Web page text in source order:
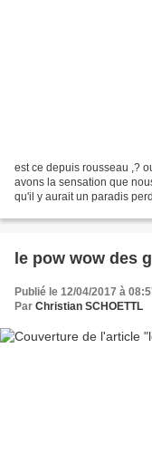
est ce depuis rousseau ,?
avons la sensation que
qu'il y aurait un paradis
le pow wow des
Publié le 12/04/2017 à
Par Christian SCHOETTL